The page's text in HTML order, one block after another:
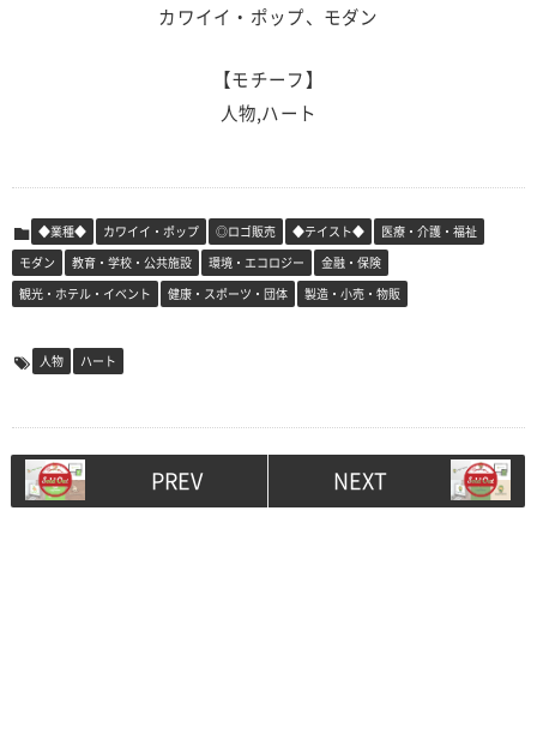
カワイイ・ポップ、モダン
【モチーフ】
人物,ハート
◆業種◆ カワイイ・ポップ ◎ロゴ販売 ◆テイスト◆
医療・介護・福祉
モダン
教育・学校・公共施設 環境・エコロジー
金融・保険
観光・ホテル・イベント
健康・スポーツ・団体 製造・小売・物販
人物 ハート
PREV NEXT